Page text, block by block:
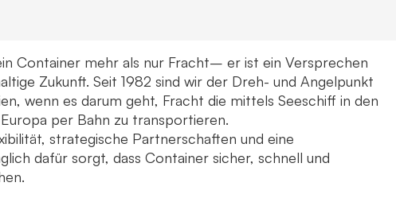
Container mehr als nur Fracht– er ist ein Versprechen
Zukunft. Seit 1982 sind wir der Dreh- und Angelpunkt
wenn es darum geht, Fracht die mittels Seeschiff in den
per Bahn zu transportieren.
strategische Partnerschaften und eine
dafür sorgt, dass Container sicher, schnell und